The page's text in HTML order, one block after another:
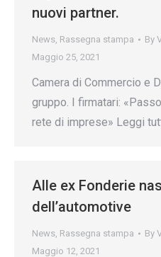
nuovi partner.
News, Rassegna stampa By
Maggio 25, 2021
Camera di Commercio e
gruppo. I firmatari:
rete di imprese» Leggi
Alle ex Fonderie
dell’automotive
News, Rassegna stampa By
Maggio 12, 2021